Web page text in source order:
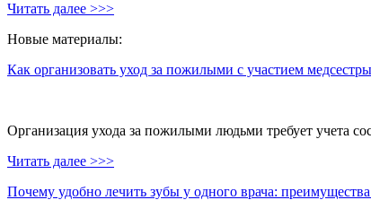
Читать далее >>>
Новые материалы:
Как организовать уход за пожилыми с участием медсестры
Организация ухода за пожилыми людьми требует учета
Читать далее >>>
Почему удобно лечить зубы у одного врача: